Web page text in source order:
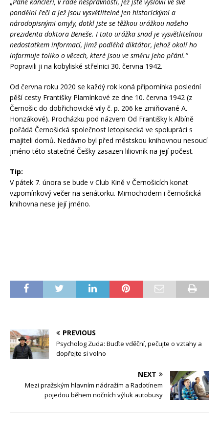
pondělní řeči a jež jsou vysvětlitelné jen historickými a
národopisnými omyly, dotkl jste se těžkou urážkou našeho
prezidenta doktora Beneše. I tato urážka snad je vysvětlitelnou
nedostatkem informací, jimž podléhá diktátor, jehož okolí ho
informuje toliko o věcech, které jsou ve směru jeho přání.“
Popravili ji na kobyliské střelnici 30. června 1942.
Od června roku 2020 se každý rok koná připomínka poslední
pěší cesty Františky Plamínkové ze dne 10. června 1942 (z
Černošic do dobřichovické vily č. p. 206 ke zmiňované A.
Honzákové). Procházku pod názvem Od Františky k Albíně
pořádá Černošická společnost letopisecká ve spolupráci s
majiteli domů. Nedávno byl před městskou knihovnou nesoucí
jméno této statečné Češky zasazen liliovník na její počest.
Tip:
V pátek 7. února se bude v Club Kině v Černošicích konat
vzpomínkový večer na senátorku. Mimochodem i černošická
knihovna nese její jméno.
PREVIOUS
Psycholog Zuda: Buďte vděční, pečujte o vztahy a
dopřejte si volno
NEXT
Mezi pražským hlavním nádražím a Radotínem
pojedou během nočních výluk autobusy